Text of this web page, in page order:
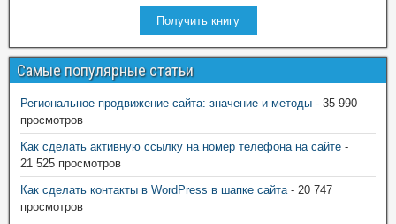
Получить книгу
Самые популярные статьи
Региональное продвижение сайта: значение и методы - 35 990
просмотров
Как сделать активную ссылку на номер телефона на сайте -
21 525 просмотров
Как сделать контакты в WordPress в шапке сайта- 20 747
просмотров